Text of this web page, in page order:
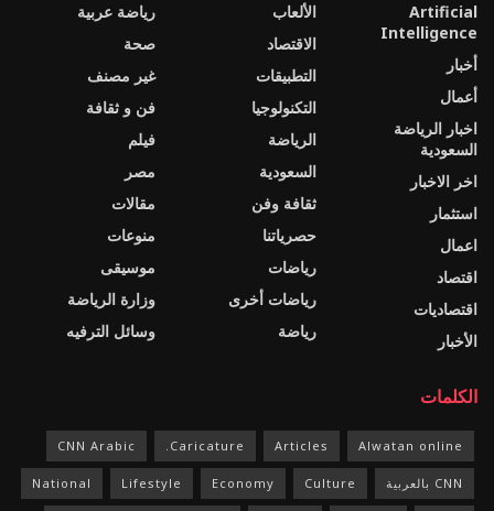
Artificial
Intelligence
أخبار
أعمال
اخبار الرياضة
السعودية
اخر الاخبار
استثمار
اعمال
اقتصاد
اقتصاديات
الأخبار
الألعاب
الاقتصاد
التطبيقات
التكنولوجيا
الرياضة
السعودية
ثقافة وفن
حصرياتنا
رياضات
رياضات أخرى
رياضة
رياضة عربية
صحة
غير مصنف
فن و ثقافة
فيلم
مصر
مقالات
منوعات
موسيقى
وزارة الرياضة
وسائل الترفيه
الكلمات
Alwatan online
Articles
Caricature.
CNN Arabic
CNN بالعربية Culture
Economy
Lifestyle
National